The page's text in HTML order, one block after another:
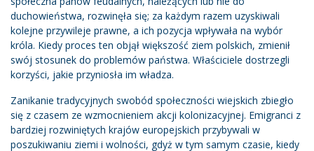
duchowieństwa, rozwinęła się; za każdym razem uzyskiwali
kolejne przywileje prawne, a ich pozycja wpływała na wybór
króla. Kiedy proces ten objął większość ziem polskich, zmienił
swój stosunek do problemów państwa. Właściciele dostrzegli
korzyści, jakie przyniosła im władza.
Zanikanie tradycyjnych swobód społeczności wiejskich zbiegło
się z czasem ze wzmocnieniem akcji kolonizacyjnej. Emigranci z
bardziej rozwiniętych krajów europejskich przybywali w
poszukiwaniu ziemi i wolności, gdyż w tym samym czasie, kiedy